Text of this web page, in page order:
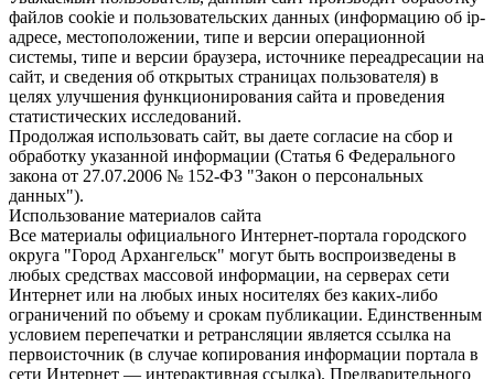
файлов cookie и пользовательских данных (информацию об ip-
адресе, местоположении, типе и версии операционной
системы, типе и версии браузера, источнике переадресации на
сайт, и сведения об открытых страницах пользователя) в
целях улучшения функционирования сайта и проведения
статистических исследований.
Продолжая использовать сайт, вы даете согласие на сбор и
обработку указанной информации (Статья 6 Федерального
закона от 27.07.2006 № 152-ФЗ "Закон о персональных
данных").
Использование материалов сайта
Все материалы официального Интернет-портала городского
округа "Город Архангельск" могут быть воспроизведены в
любых средствах массовой информации, на серверах сети
Интернет или на любых иных носителях без каких-либо
ограничений по объему и срокам публикации. Единственным
условием перепечатки и ретрансляции является ссылка на
первоисточник (в случае копирования информации портала в
сети Интернет — интерактивная ссылка). Предварительного